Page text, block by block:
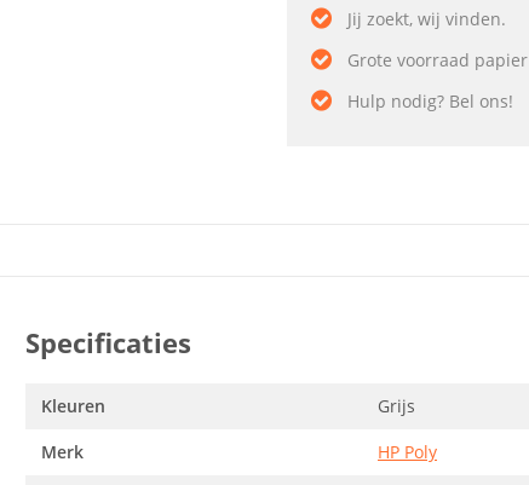
Jij zoekt, wij vinden.
Grote voorraad papier
Hulp nodig? Bel ons!
Specificaties
Kleuren
Grijs
Merk
HP Poly